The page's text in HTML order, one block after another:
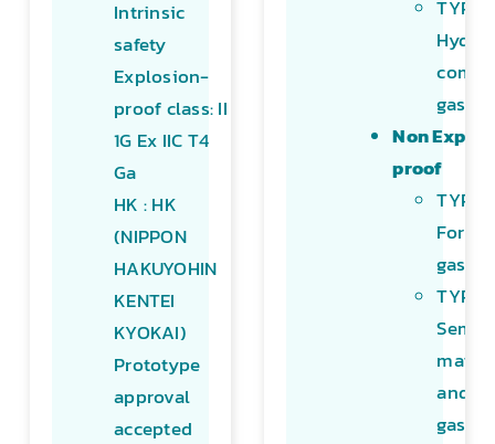
Intrinsic
safety
Explosion-
proof class: II
1G Ex IIC T4
Ga
HK : HK
(NIPPON
HAKUYOHIN
KENTEI
KYOKAI)
Prototype
approval
accepted
TYPE
gas
Non
proof
TYPE
For
gas
TYPE
and
gas